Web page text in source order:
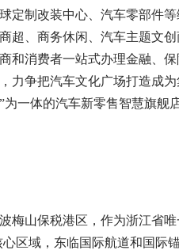
定制改装中心、汽车零部件
超、商务休闲、汽车主题文
和消费者一站式办理金融、
力争把汽车文化广场打造成
一体的汽车新零售智慧旗舰店
山保税港区，作为浙江省唯
区域，东临国际航道和国际